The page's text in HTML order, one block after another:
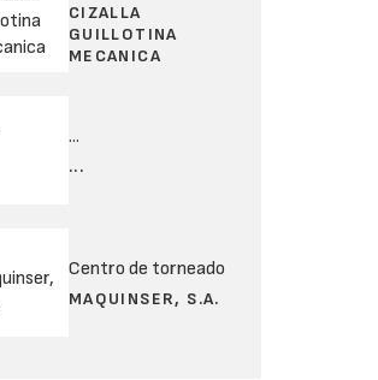
CIZALLA
GUILLOTINA
MECANICA
...
...
Centro de torneado
MAQUINSER, S.A.